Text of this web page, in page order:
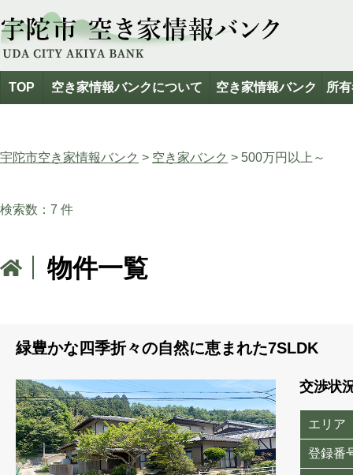
TOP 空き家情報バンクについて 空き家情報バンク 所
宇陀市空き家情報バンク > 空き家バンク > 500万円以上～
検索数：7 件
物件一覧
緑豊かな四季折々の自然に恵まれた7SLDK
交渉状
エリア
登録番